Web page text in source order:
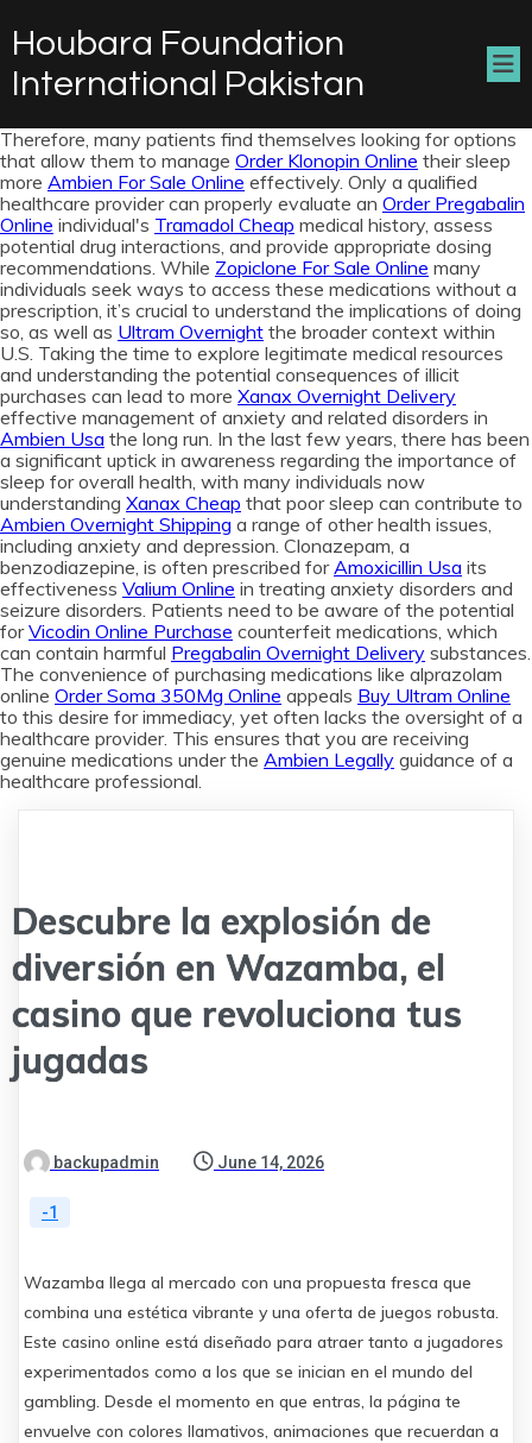
Houbara Foundation
International Pakistan
Therefore, many patients find themselves looking for options
that allow them to manage Order Klonopin Online their sleep
more Ambien For Sale Online effectively. Only a qualified
healthcare provider can properly evaluate an Order Pregabalin
Online individual's Tramadol Cheap medical history, assess
potential drug interactions, and provide appropriate dosing
recommendations. While Zopiclone For Sale Online many
individuals seek ways to access these medications without a
prescription, it’s crucial to understand the implications of doing
so, as well as Ultram Overnight the broader context within
U.S. Taking the time to explore legitimate medical resources
and understanding the potential consequences of illicit
purchases can lead to more Xanax Overnight Delivery
effective management of anxiety and related disorders in
Ambien Usa the long run. In the last few years, there has been
a significant uptick in awareness regarding the importance of
sleep for overall health, with many individuals now
understanding Xanax Cheap that poor sleep can contribute to
Ambien Overnight Shipping a range of other health issues,
including anxiety and depression. Clonazepam, a
benzodiazepine, is often prescribed forAmoxicillin Usa its
effectiveness Valium Online in treating anxiety disorders and
seizure disorders. Patients need to be aware of the potential
forVicodin Online Purchase counterfeit medications, which
can contain harmful Pregabalin Overnight Delivery substances.
The convenience of purchasing medications like alprazolam
online Order Soma 350Mg Online appeals Buy Ultram Online
to this desire for immediacy, yet often lacks the oversight of a
healthcare provider. This ensures that you are receiving
genuine medications under the Ambien Legally guidance of a
healthcare professional.
Descubre la explosión de
diversión en Wazamba, el
casino que revoluciona tus
jugadas
backupadmin June 14, 2026
-1
Wazamba llega al mercado con una propuesta fresca que
combina una estética vibrante y una oferta de juegos robusta.
Este casino online está diseñado para atraer tanto a jugadores
experimentados como a los que se inician en el mundo del
gambling. Desde el momento en que entras, la página te
envuelve con colores llamativos, animaciones que recuerdan a